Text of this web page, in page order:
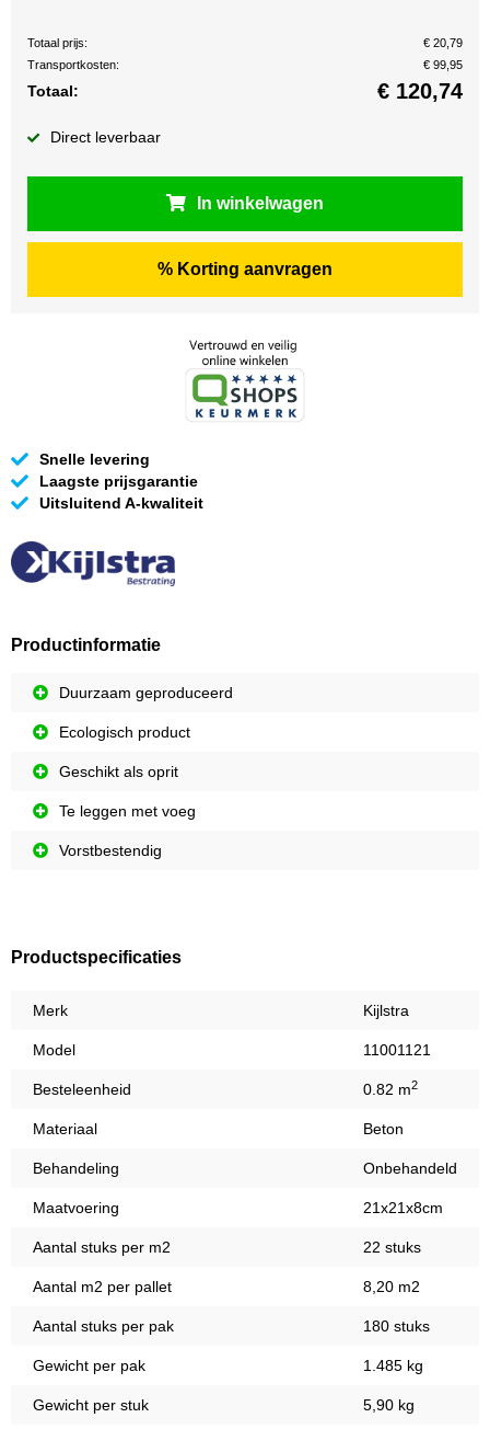
Totaal prijs:
€ 20,79
Transportkosten:
€ 99,95
Totaal: € 120,74
Direct leverbaar
In winkelwagen
% Korting aanvragen
Snelle levering
Laagste prijsgarantie
Uitsluitend A-kwaliteit
Productinformatie
Duurzaam geproduceerd
Ecologisch product
Geschikt als oprit
Te leggen met voeg
Vorstbestendig
Productspecificaties
Merk Kijlstra
Model 11001121
Besteleenheid 0.82 m2
Materiaal Beton
Behandeling Onbehandeld
Maatvoering 21x21x8cm
Aantal stuks per m2 22 stuks
Aantal m2 per pallet 8,20 m2
Aantal stuks per pak 180 stuks
Gewicht per pak 1.485 kg
Gewicht per stuk 5,90 kg